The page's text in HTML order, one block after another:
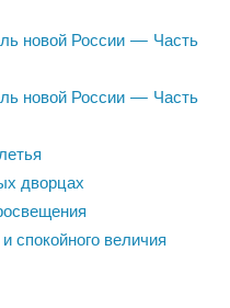
новой России — Часть
новой России — Часть
дворцах
спокойного величия